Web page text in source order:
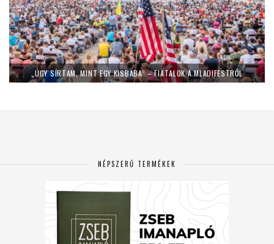
„ÚGY SÍRTAM, MINT EGY KISBABA” – FIATALOK A MLADIFESTRŐL
NÉPSZERŰ TERMÉKEK